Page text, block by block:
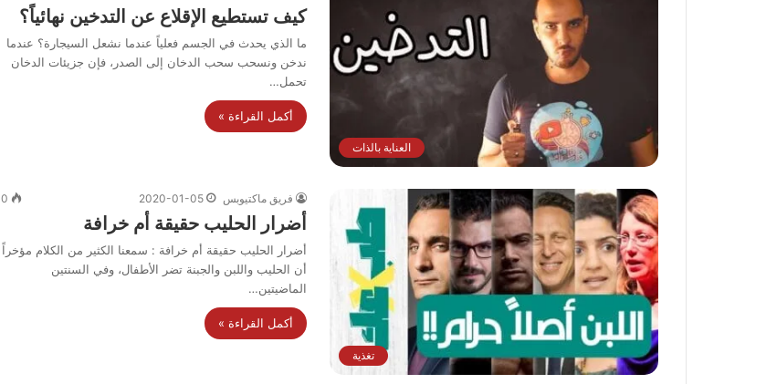
العناية بالذات
كيف تستطيع الإقلاع عن التدخين نهائياً؟
ما الذي يحدث في الجسم فعلياً عندما نشعل السيجارة؟ عندما
ندخن ونسحب سحب الدخان إلى الصدر، فإن جزيئات الدخان
تحمل…
أكمل القراءة »
تغذية
فريق ماكتيوبس 2020-01-05
0
أضرار الحليب حقيقة أم خرافة
أضرار الحليب حقيقة أم خرافة : سمعنا الكثير من الكلام مؤخراً
أن الحليب واللبن والجبنة تضر الأطفال، وفي السنتين
الماضيتين…
أكمل القراءة »